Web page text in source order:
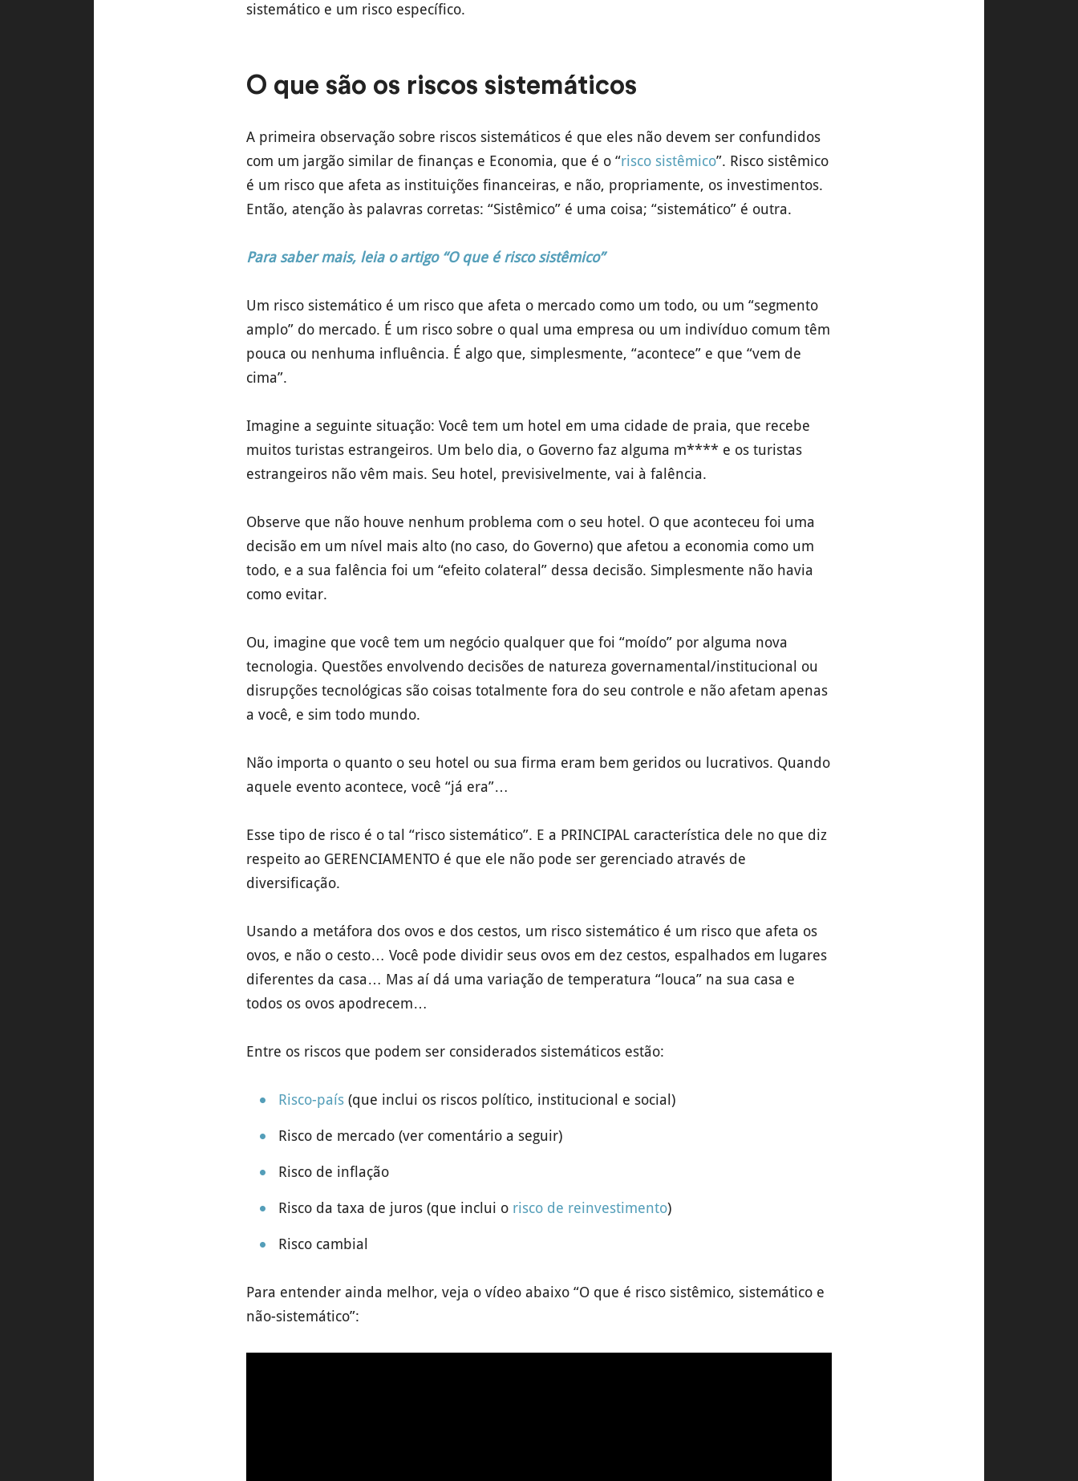
sistemático e um risco específico.
O que são os riscos sistemáticos
A primeira observação sobre riscos sistemáticos é que eles não devem ser confundidos
com um jargão similar de finanças e Economia, que é o “risco sistêmico”. Risco sistêmico
é um risco que afeta as instituições financeiras, e não, propriamente, os investimentos.
Então, atenção às palavras corretas: “Sistêmico” é uma coisa; “sistemático” é outra.
Para saber mais, leia o artigo “O que é risco sistêmico”
Um risco sistemático é um risco que afeta o mercado como um todo, ou um “segmento
amplo” do mercado. É um risco sobre o qual uma empresa ou um indivíduo comum têm
pouca ou nenhuma influência. É algo que, simplesmente, “acontece” e que “vem de
cima”.
Imagine a seguinte situação: Você tem um hotel em uma cidade de praia, que recebe
muitos turistas estrangeiros. Um belo dia, o Governo faz alguma m**** e os turistas
estrangeiros não vêm mais. Seu hotel, previsivelmente, vai à falência.
Observe que não houve nenhum problema com o seu hotel. O que aconteceu foi uma
decisão em um nível mais alto (no caso, do Governo) que afetou a economia como um
todo, e a sua falência foi um “efeito colateral” dessa decisão. Simplesmente não havia
como evitar.
Ou, imagine que você tem um negócio qualquer que foi “moído” por alguma nova
tecnologia. Questões envolvendo decisões de natureza governamental/institucional ou
disrupções tecnológicas são coisas totalmente fora do seu controle e não afetam apenas
a você, e sim todo mundo.
Não importa o quanto o seu hotel ou sua firma eram bem geridos ou lucrativos. Quando
aquele evento acontece, você “já era”…
Esse tipo de risco é o tal “risco sistemático”. E a PRINCIPAL característica dele no que diz
respeito ao GERENCIAMENTO é que ele não pode ser gerenciado através de
diversificação.
Usando a metáfora dos ovos e dos cestos, um risco sistemático é um risco que afeta os
ovos, e não o cesto… Você pode dividir seus ovos em dez cestos, espalhados em lugares
diferentes da casa… Mas aí dá uma variação de temperatura “louca” na sua casa e
todos os ovos apodrecem…
Entre os riscos que podem ser considerados sistemáticos estão:
Risco-país (que inclui os riscos político, institucional e social)
Risco de mercado (ver comentário a seguir)
Risco de inflação
Risco da taxa de juros (que inclui o risco de reinvestimento)
Risco cambial
Para entender ainda melhor, veja o vídeo abaixo “O que é risco sistêmico, sistemático e
não-sistemático”: